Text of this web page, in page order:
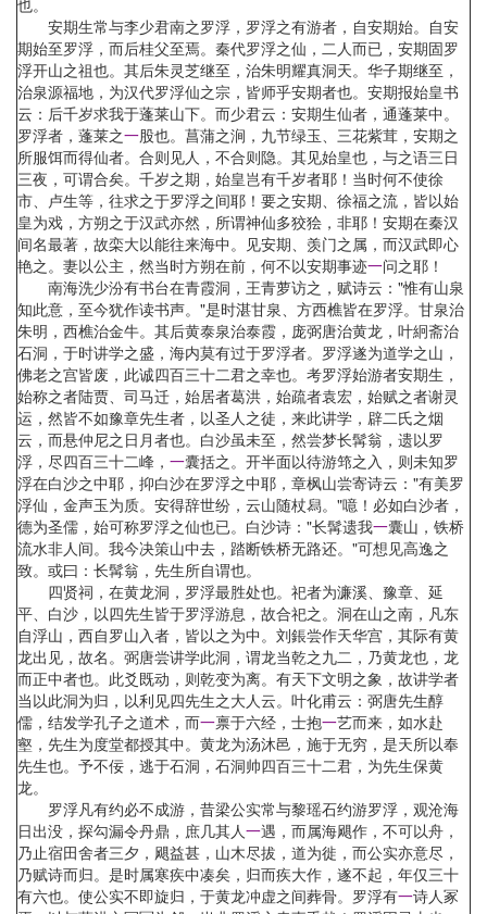
也。
安期生常与李少君南之罗浮，罗浮之有游者，自安期始。自安
期始至罗浮，而后桂父至焉。秦代罗浮之仙，二人而已，安期固罗
浮开山之祖也。其后朱灵芝继至，治朱明耀真洞天。华子期继至，
治泉源福地，为汉代罗浮仙之宗，皆师乎安期者也。安期报始皇书
云：后千岁求我于蓬莱山下。而少君云：安期生仙者，通蓬莱中。
罗浮者，蓬莱之一股也。菖蒲之涧，九节绿玉、三花紫茸，安期之
所服饵而得仙者。合则见人，不合则隐。其见始皇也，与之语三日
三夜，可谓合矣。千岁之期，始皇岂有千岁者耶！当时何不使徐
市、卢生等，往求之于罗浮之间耶！要之安期、徐福之流，皆以始
皇为戏，方朔之于汉武亦然，所谓神仙多狡狯，非耶！安期在秦汉
间名最著，故栾大以能往来海中。见安期、羡门之属，而汉武即心
艳之。妻以公主，然当时方朔在前，何不以安期事迹一问之耶！
南海洗少汾有书台在青霞洞，王青萝访之，赋诗云："惟有山泉
知此意，至今犹作读书声。"是时湛甘泉、方西樵皆在罗浮。甘泉治
朱明，西樵治金牛。其后黄泰泉治泰霞，庞弼唐治黄龙，叶絅斋治
石洞，于时讲学之盛，海内莫有过于罗浮者。罗浮遂为道学之山，
佛老之宫皆废，此诚四百三十二君之幸也。考罗浮始游者安期生，
始称之者陆贾、司马迁，始居者葛洪，始疏者袁宏，始赋之者谢灵
运，然皆不如豫章先生者，以圣人之徒，来此讲学，辟二氏之烟
云，而悬仲尼之日月者也。白沙虽未至，然尝梦长髯翁，遗以罗
浮，尽四百三十二峰， 一囊括之。开半面以待游筇之入，则未知罗
浮在白沙之中耶，抑白沙在罗浮之中耶，章枫山尝寄诗云："有美罗
浮仙，金声玉为质。安得辞世纷，云山随杖舄。"噫！必如白沙者，
德为圣儒，始可称罗浮之仙也已。白沙诗："长髯遗我一囊山，铁桥
流水非人间。我今决策山中去，踏断铁桥无路还。"可想见高逸之
致。或曰：长髯翁，先生所自谓也。
四贤祠，在黄龙洞，罗浮最胜处也。祀者为濂溪、豫章、延
平、白沙，以四先生皆于罗浮游息，故合祀之。洞在山之南，凡东
自浮山，西自罗山入者，皆以之为中。刘鋹尝作天华宫，其际有黄
龙出见，故名。弼唐尝讲学此洞，谓龙当乾之九二，乃黄龙也，龙
而正中者也。此爻既动，则乾变为离。有天下文明之象，故讲学者
当以此洞为归，以利见四先生之大人云。叶化甫云：弼唐先生醇
儒，结发学孔子之道术，而一禀于六经，士抱一艺而来，如水赴
壑，先生为度堂都授其中。黄龙为汤沐邑，施于无穷，是天所以奉
先生也。予不佞，逃于石洞，石洞帅四百三十二君，为先生保黄
龙。
罗浮凡有约必不成游，昔梁公实常与黎瑶石约游罗浮，观沧海
日出没，探勾漏令丹鼎，庶几其人一遇，而属海飓作，不可以舟，
乃止宿田舍者三夕，飓益甚，山木尽拔，道为徙，而公实亦意尽，
乃赋诗而归。是时属寒疾中凑矣，归而疾大作，遂不起，年仅三十
有六也。使公实不即旋归，于黄龙冲虚之间葬骨。罗浮有一诗人冢